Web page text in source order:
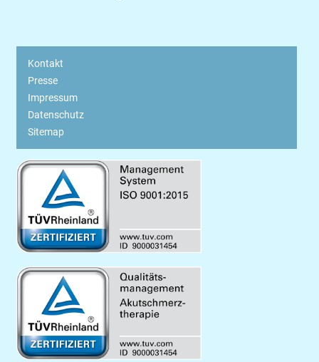
Kontakt
Presse
Impressum
Datenschutz
Sitemap